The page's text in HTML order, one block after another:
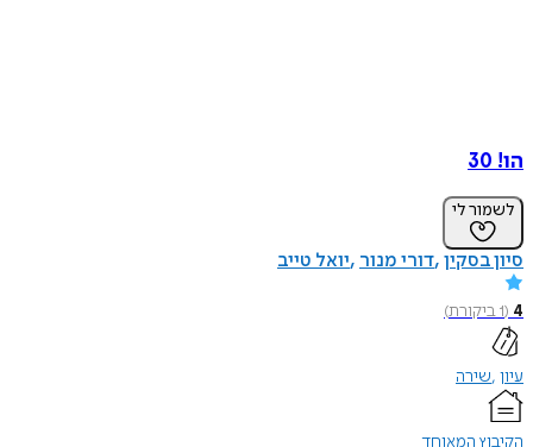
הו! 30
לשמור לי
סיון בסקין דורי מנור יואל טייב
4
(
1ביקורת)
עיון שירה
הקיבוץ המאוחד